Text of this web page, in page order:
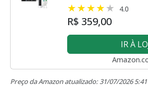
4.0
R$ 359,00
IR À
Preço da Amazon atualizado:31/07/2026